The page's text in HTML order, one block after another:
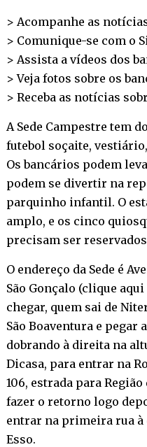
> Acompanhe as
> Comunique-se com o
> Assista a vídeos dos
> Veja fotos sobre os
> Receba as notícias
A Sede Campestre tem
futebol soçaite,
Os bancários podem
podem se divertir na
parquinho infantil. O
amplo, e os cinco
precisam ser
O endereço da Sede é
São Gonçalo (clique aqui
chegar, quem sai de
São Boaventura e pegar
dobrando à direita na
Dicasa, para entrar na
106, estrada para
fazer o retorno logo
entrar na primeira rua à
Esso.